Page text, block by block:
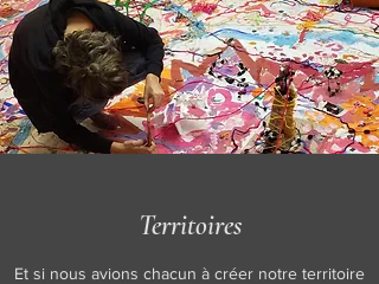
Territoires
Et si nous avions chacun à créer notre territoire